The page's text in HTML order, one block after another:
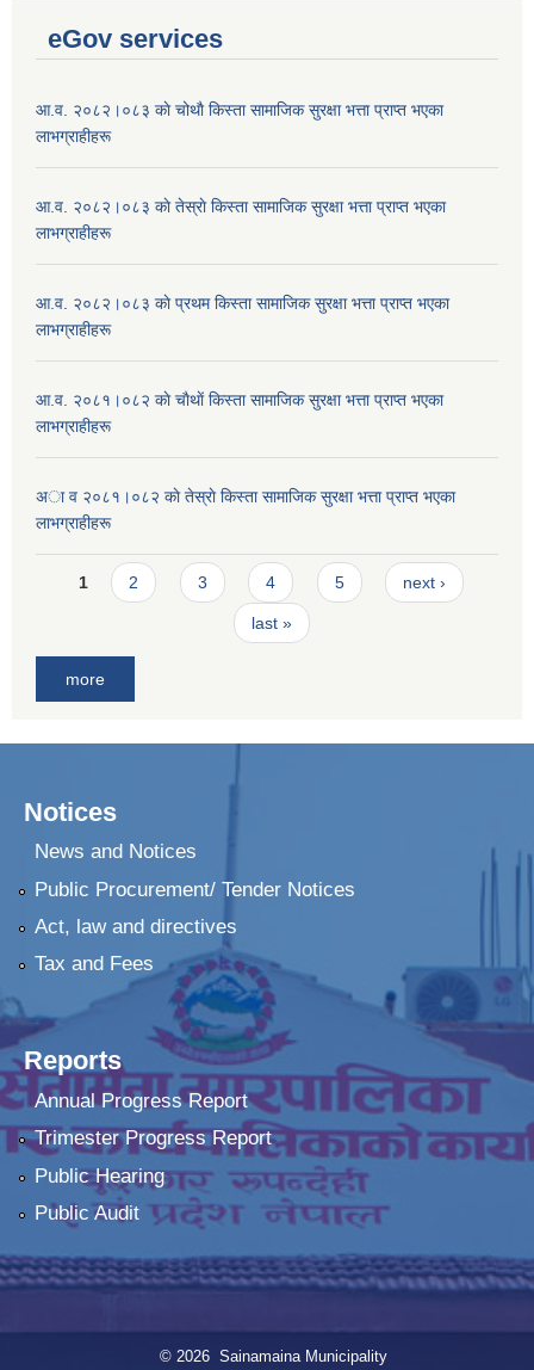
eGov services
आ.व. २०८२।०८३ काे चोथाै‌ किस्ता सामाजिक सुरक्षा भत्ता प्राप्त भएका
लाभग्राहीहरू
आ.व. २०८२।०८३ काे तेस्राे किस्ता सामाजिक सुरक्षा भत्ता प्राप्त भएका
लाभग्राहीहरू
आ.व. २०८२।०८३ काे प्रथम किस्ता सामाजिक सुरक्षा भत्ता प्राप्त भएका
लाभग्राहीहरू
आ.व. २०८१।०८२ काे चाैथाें किस्ता सामाजिक सुरक्षा भत्ता प्राप्त भएका
लाभग्राहीहरू
अा व २०८१।०८२ काे तेस्राे किस्ता सामाजिक सुरक्षा भत्ता प्राप्त भएका
लाभग्राहीहरू
Pages
1 2 3 4 5 next ›
last »
more
Notices
News and Notices
Public Procurement/ Tender Notices
Act, law and directives
Tax and Fees
Reports
Annual Progress Report
Trimester Progress Report
Public Hearing
Public Audit
© 2026 Sainamaina Municipality